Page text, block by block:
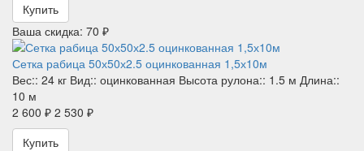
Купить
Ваша скидка: 70 ₽
Сетка рабица 50х50х2.5 оцинкованная 1,5х10м
Вес:: 24 кг Вид:: оцинкованная Высота рулона:: 1.5 м Длина::
10 м
2 600 ₽ 2 530 ₽
Купить